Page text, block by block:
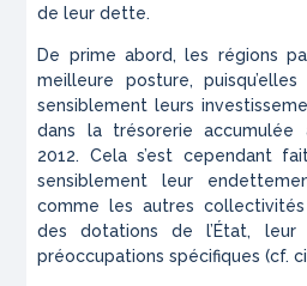
de leur dette.
De prime abord, les régions
meilleure posture,
sensiblement leurs
dans la trésorerie accumulée
2012. Cela s’est cependant
sensiblement leur
comme les autres
des dotations de l’État, leur
préoccupations spécifiques (cf.